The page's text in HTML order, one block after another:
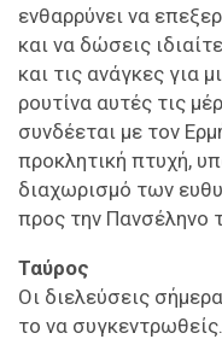
ενθαρρύνει να
και να δώσεις
και τις ανάγκες για
ρουτίνα αυτές τις
συνδέεται με τον
προκλητική πτυχή,
διαχωρισμό των
προς την Πανσέληνο
Ταύρος
Οι διελεύσεις
το να